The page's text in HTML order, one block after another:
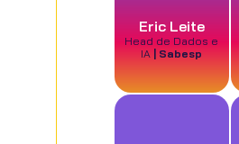
Eric Leite
Head de Dados e
IA
| Sabesp